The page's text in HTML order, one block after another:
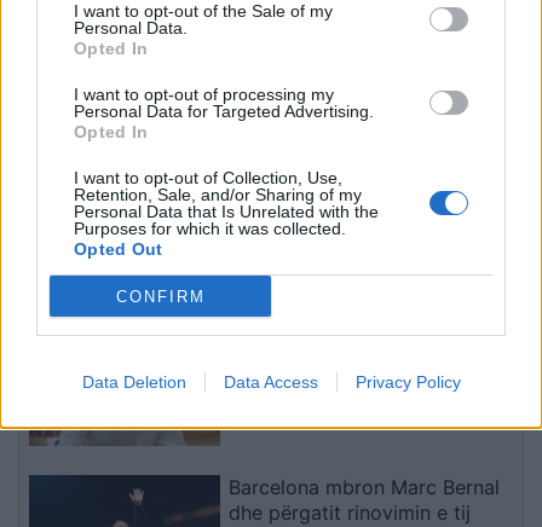
I want to opt-out of the Sale of my
Personal Data.
Opted In
I want to opt-out of processing my
Personal Data for Targeted Advertising.
Opted In
I want to opt-out of Collection, Use,
Retention, Sale, and/or Sharing of my
Personal Data that Is Unrelated with the
Purposes for which it was collected.
Opted Out
CONFIRM
Data Deletion Data Access Privacy Policy
Dy shpërthime tronditin
Kolumbinë, një polic vritet
nga droni me eksploziv
Zjarri në Krujë/ Erion
kritikat: Asnjë person apo
banesë nuk u dëmtua,
shuanin menjëherë
të fundit
Zjarr masiv në British
Columbia, mbi 20 mijë banorë
Ilir Kërçeli tregon propozimin e
Barcelona mbron Marc Bernal
dhe përgatit rinovimin e tij